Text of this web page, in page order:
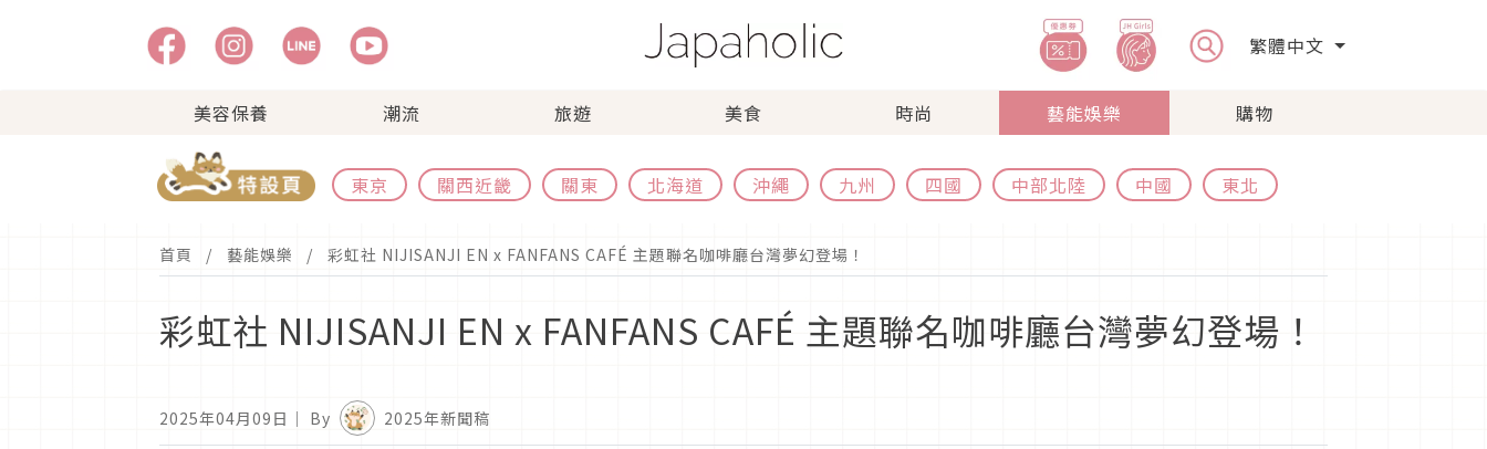
繁體中文
美容保養 潮流 旅遊 美食 時尚 藝能娛樂 購物
東京 關西近畿 關東 北海道 沖繩 九州 四國 中部北陸 中國 東北
首頁 藝能娛樂 彩虹社 NIJISANJI EN x FANFANS CAFÉ 主題聯名咖啡廳台灣夢幻登場！
彩虹社 NIJISANJI EN x FANFANS CAFÉ 主題聯名咖啡廳台灣夢幻登場！
2025年04月09日 ｜ By 2025年新聞稿